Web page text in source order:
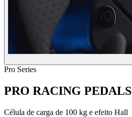
Pro Series
PRO RACING PEDALS
Célula de carga de 100 kg e efeito Hall